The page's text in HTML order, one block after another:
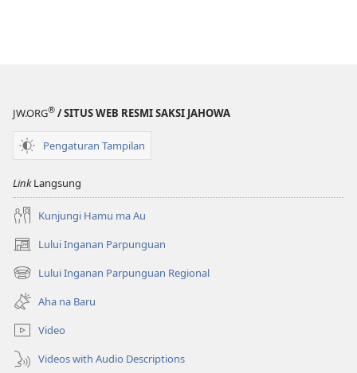
JW.ORG® / SITUS WEB RESMI SAKSI JAHOWA
Pengaturan Tampilan
LinkLangsung
Kunjungi Hamu ma Au
Lului Inganan Parpunguan
(opens
new
window)
Lului Inganan Parpunguan Regional
(opens
new
window)
Aha na Baru
Video
Videos with Audio Descriptions